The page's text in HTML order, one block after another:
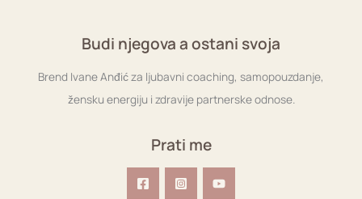
Budi njegova a ostani svoja
Brend Ivane Anđić za ljubavni coaching, samopouzdanje,
žensku energiju i zdravije partnerske odnose.
Prati me